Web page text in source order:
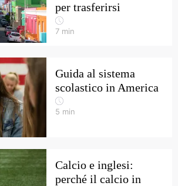
per trasferirsi
7 min
Guida al sistema
scolastico in America
5 min
Calcio e inglesi:
perché il calcio in